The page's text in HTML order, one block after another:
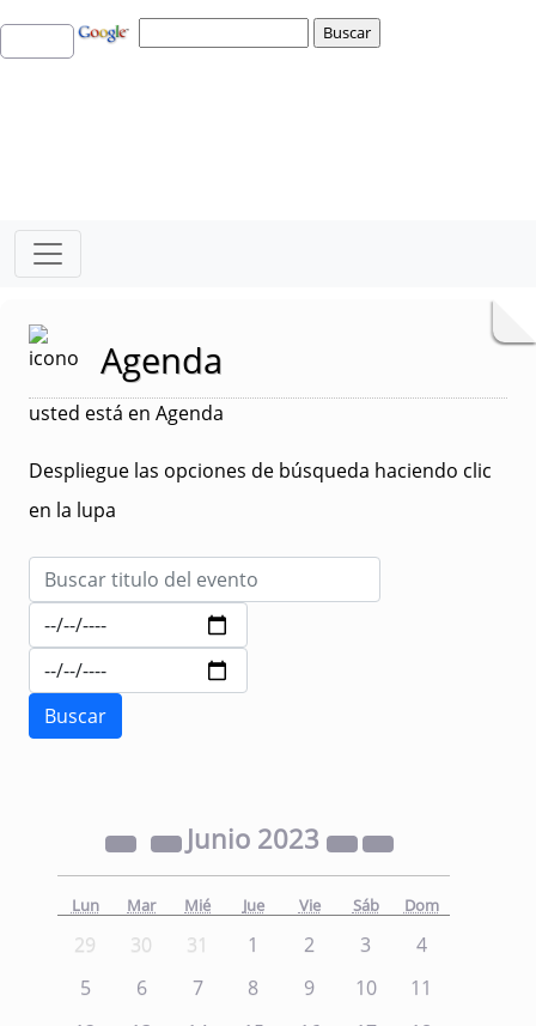
Agenda
usted está en Agenda
Despliegue las opciones de búsqueda haciendo clic
en la lupa
Junio 2023
Lun Mar Mié Jue Vie Sáb Dom
29 30 31 1 2 3
4
5
6 7 8 9 10
11